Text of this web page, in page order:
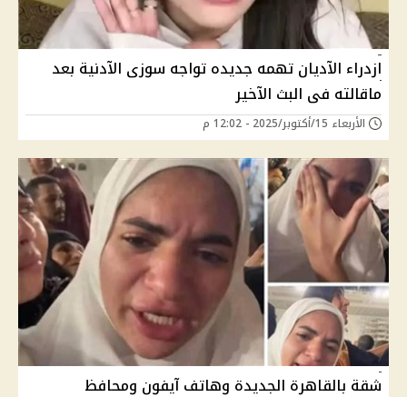
ازدراء الآديان تهمه جديده تواجه سوزى الآدنية بعد
ماقالته فى البث الآخير
الأربعاء 15/أكتوبر/2025 - 12:02 م
شقة بالقاهرة الجديدة وهاتف آيفون ومحافظ